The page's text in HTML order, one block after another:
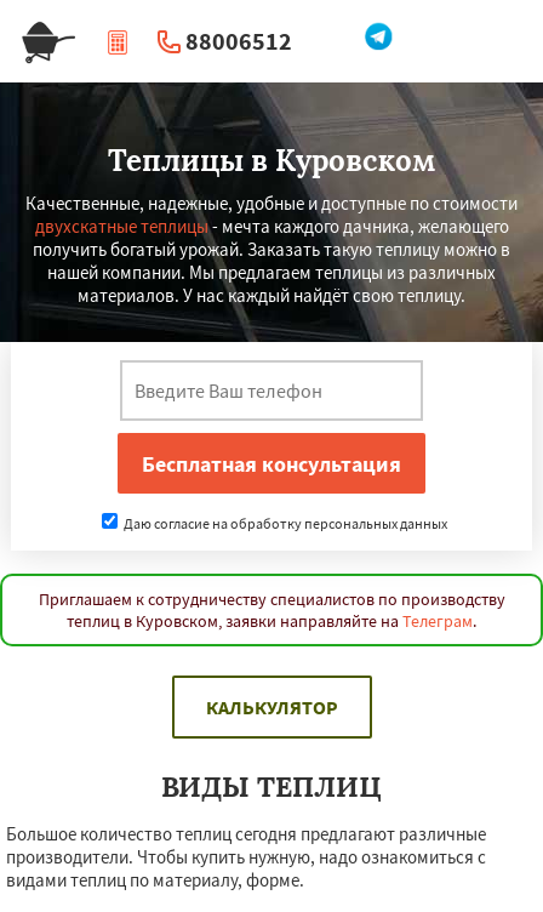
88006512
| Перезвоните мне
Теплицы в Куровском
Качественные, надежные, удобные и доступные по стоимости
двухскатные теплицы- мечта каждого дачника, желающего
получить богатый урожай. Заказать такую теплицу можно в
нашей компании. Мы предлагаем теплицы из различных
материалов. У нас каждый найдёт свою теплицу.
Даю согласие на обработку персональных данных
Приглашаем к сотрудничеству специалистов по производству
теплиц в Куровском, заявки направляйте на Телеграм.
КАЛЬКУЛЯТОР
ВИДЫ ТЕПЛИЦ
Большое количество теплиц сегодня предлагают различные
производители. Чтобы купить нужную, надо ознакомиться с
видами теплиц по материалу, форме.